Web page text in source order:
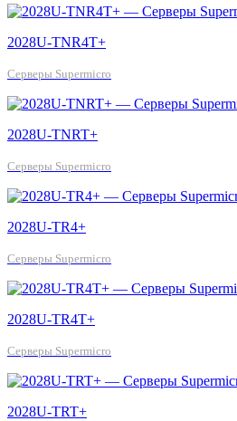
2028U-TNR4T+
Серверы Supermicro
2028U-TNRT+
Серверы Supermicro
2028U-TR4+
Серверы Supermicro
2028U-TR4T+
Серверы Supermicro
2028U-TRT+